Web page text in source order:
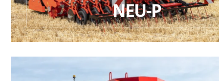
NEU-P